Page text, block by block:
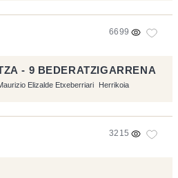
6699
- 9 BEDERATZIGARRENA
Elizalde Etxeberriari Herrikoia
3215